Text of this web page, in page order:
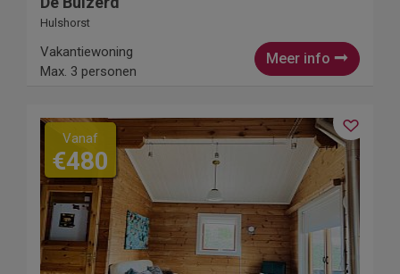
Hulshorst
Meer info
Vakantiewoning
Max. 3 personen
Vanaf
€480